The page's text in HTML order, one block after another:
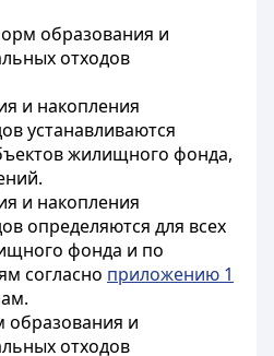
образования и
отходов
и накопления
устанавливаются
жилищного фонда,
и накопления
определяются для всех
фонда и по
согласно приложению 1
образования и
отходов